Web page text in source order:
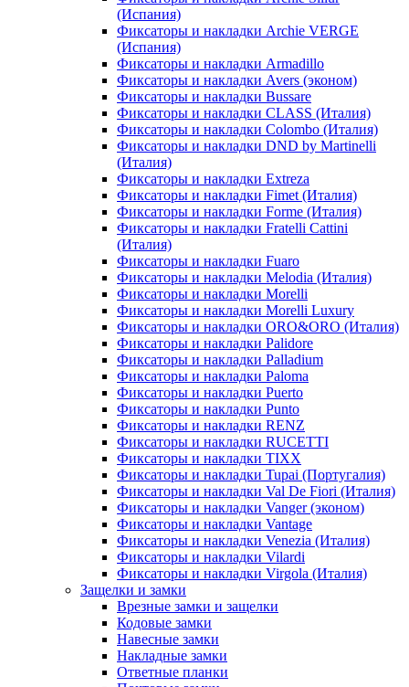
(Испания)
Фиксаторы и накладки Archie VERGE
(Испания)
Фиксаторы и накладки Armadillo
Фиксаторы и накладки Avers (эконом)
Фиксаторы и накладки Bussare
Фиксаторы и накладки CLASS (Италия)
Фиксаторы и накладки Colombo (Италия)
Фиксаторы и накладки DND by Martinelli
(Италия)
Фиксаторы и накладки Extreza
Фиксаторы и накладки Fimet (Италия)
Фиксаторы и накладки Forme (Италия)
Фиксаторы и накладки Fratelli Cattini
(Италия)
Фиксаторы и накладки Fuaro
Фиксаторы и накладки Melodia (Италия)
Фиксаторы и накладки Morelli
Фиксаторы и накладки Morelli Luxury
Фиксаторы и накладки ORO&ORO (Италия)
Фиксаторы и накладки Palidore
Фиксаторы и накладки Palladium
Фиксаторы и накладки Paloma
Фиксаторы и накладки Puerto
Фиксаторы и накладки Punto
Фиксаторы и накладки RENZ
Фиксаторы и накладки RUCETTI
Фиксаторы и накладки TIXX
Фиксаторы и накладки Tupai (Португалия)
Фиксаторы и накладки Val De Fiori (Италия)
Фиксаторы и накладки Vanger (эконом)
Фиксаторы и накладки Vantage
Фиксаторы и накладки Venezia (Италия)
Фиксаторы и накладки Vilardi
Фиксаторы и накладки Virgola (Италия)
Защелки и замки
Врезные замки и защелки
Кодовые замки
Навесные замки
Накладные замки
Ответные планки